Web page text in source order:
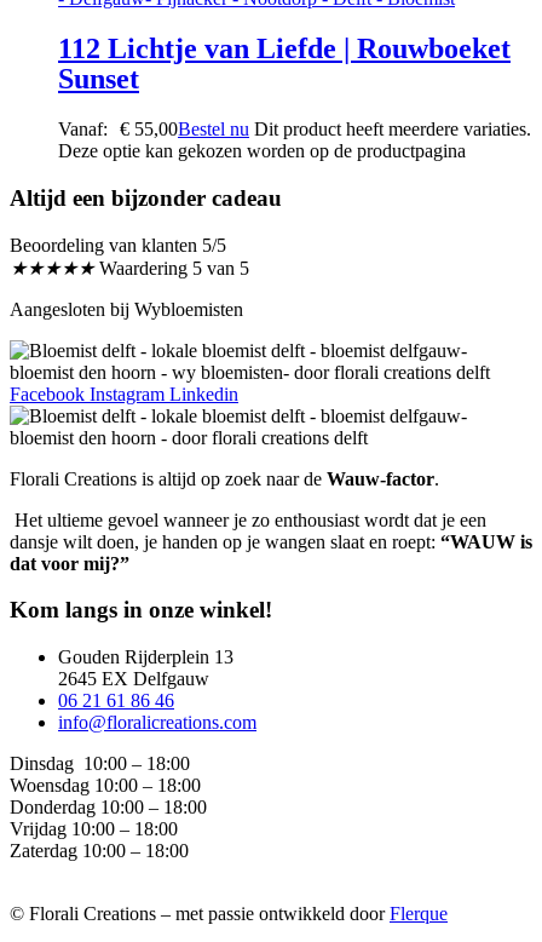
112 Lichtje van Liefde | Rouwboeket
Sunset
Vanaf: € 55,00Bestel nu Dit product heeft meerdere variaties.
Deze optie kan gekozen worden op de productpagina
Altijd een bijzonder cadeau
Beoordeling van klanten 5/5
★★★★★ Waardering 5 van 5
Aangesloten bij Wybloemisten
Facebook Instagram Linkedin
Florali Creations is altijd op zoek naar de Wauw-factor.
Het ultieme gevoel wanneer je zo enthousiast wordt dat je een
dansje wilt doen, je handen op je wangen slaat en roept: “WAUW is
dat voor mij?”
Kom langs in onze winkel!
Gouden Rijderplein 13
2645 EX Delfgauw
06 21 61 86 46
info@floralicreations.com
Dinsdag 10:00 – 18:00
Woensdag 10:00 – 18:00
Donderdag 10:00 – 18:00
Vrijdag 10:00 – 18:00
Zaterdag 10:00 – 18:00
© Florali Creations – met passie ontwikkeld doorFlerque